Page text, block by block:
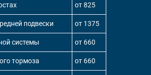
от 825
подвески от 1375
системы от 660
тормоза от 660